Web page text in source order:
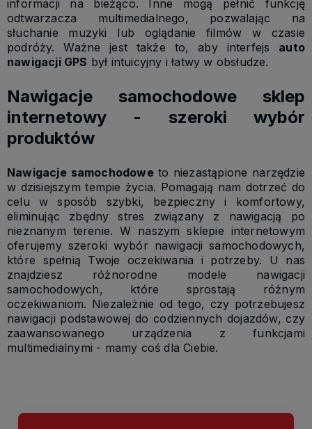
informacji na bieżąco. Inne mogą pełnić funkcję
odtwarzacza multimedialnego, pozwalając na
słuchanie muzyki lub oglądanie filmów w czasie
podróży. Ważne jest także to, aby interfejs auto
nawigacji GPS był intuicyjny i łatwy w obsłudze.
Nawigacje samochodowe sklep
internetowy - szeroki wybór
produktów
Nawigacje samochodowe to niezastąpione narzędzie
w dzisiejszym tempie życia. Pomagają nam dotrzeć do
celu w sposób szybki, bezpieczny i komfortowy,
eliminując zbędny stres związany z nawigacją po
nieznanym terenie. W naszym sklepie internetowym
oferujemy szeroki wybór nawigacji samochodowych,
które spełnią Twoje oczekiwania i potrzeby. U nas
znajdziesz różnorodne modele nawigacji
samochodowych, które sprostają różnym
oczekiwaniom. Niezależnie od tego, czy potrzebujesz
nawigacji podstawowej do codziennych dojazdów, czy
zaawansowanego urządzenia z funkcjami
multimedialnymi - mamy coś dla Ciebie.